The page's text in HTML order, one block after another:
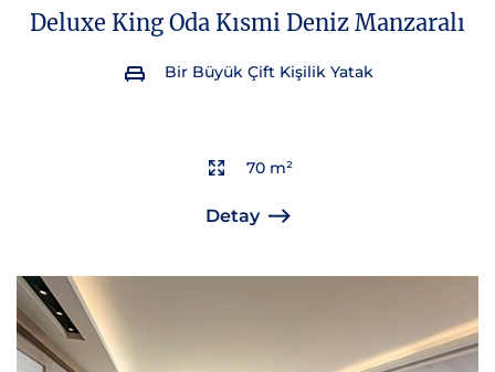
Deluxe King Oda Kısmi Deniz Manzaralı
Bir Büyük Çift Kişilik Yatak
70 m²
Detay